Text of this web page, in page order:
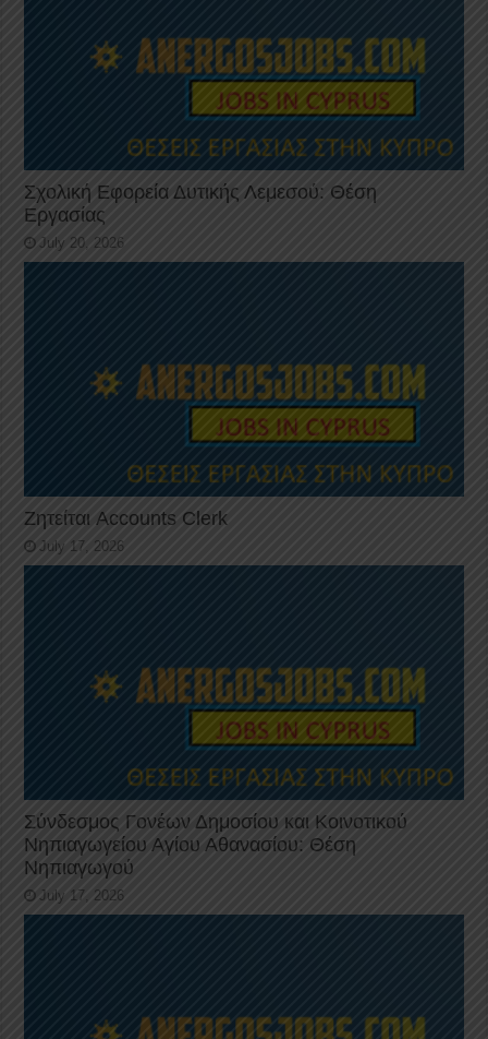
Σχολική Εφορεία Δυτικής Λεμεσού: Θέση
Εργασίας
July 20, 2026
Ζητείται Accounts Clerk
July 17, 2026
Σύνδεσμος Γονέων Δημοσίου και Κοινοτικού
Νηπιαγωγείου Αγίου Αθανασίου: Θέση
Νηπιαγωγού
July 17, 2026